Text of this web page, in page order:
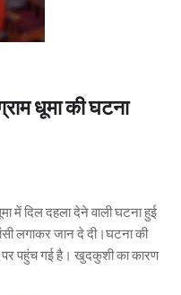
धूमा की घटना
में दिल दहला देने वाली घटना हुई
लगाकर जान दे दी।घटना की
पहुंच गई है। खुदकुशी का कारण